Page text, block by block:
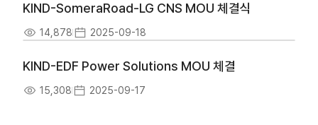
KIND-SomeraRoad-LG CNS MOU 체결식
14,878 2025-09-18
KIND-EDF Power Solutions MOU 체결
15,308 2025-09-17